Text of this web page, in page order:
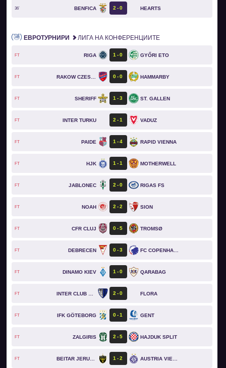
36` BENFICA 2 0 HEARTS
ЕВРОТУРНИРИ ЛИГА НА КОНФЕРЕНЦИИТЕ
FT RIGA 1 0 GYŐRI ETO
FT RAKOW CZESTOCHOWA 0 0 HAMMARBY
FT SHERIFF 1 3 ST. GALLEN
FT INTER TURKU 2 1 VADUZ
FT PAIDE 1 4 RAPID VIENNA
FT HJK 1 1 MOTHERWELL
FT JABLONEC 2 0 RIGAS FS
FT NOAH 2 2 SION
FT CFR CLUJ 0 5 TROMSØ
FT DEBRECEN 0 3 FC COPENHAGEN
FT DINAMO KIEV 1 0 QARABAG
FT 2 0 FLORA
FT IFK GÖTEBORG 0 1 GENT
FT ZALGIRIS 2 5 HAJDUK SPLIT
FT BEITAR JERUSALEM 1 2